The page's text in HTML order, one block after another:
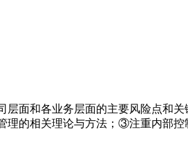
面和各业务层面的主要风险点和
理的相关理论与方法；③注重内部控